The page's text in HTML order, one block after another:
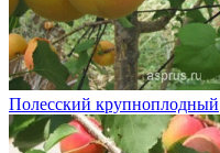
Полесский крупноплодный